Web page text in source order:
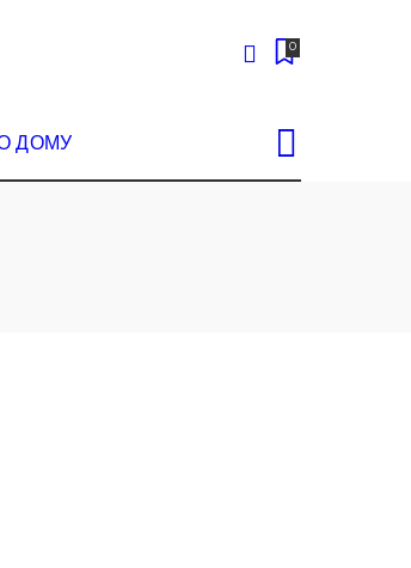
0
ДОМУ